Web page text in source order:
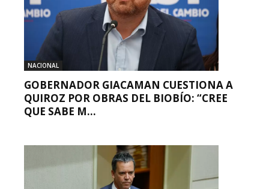
NACIONAL
GOBERNADOR GIACAMAN CUESTIONA A
QUIROZ POR OBRAS DEL BIOBÍO: “CREE
QUE SABE M...